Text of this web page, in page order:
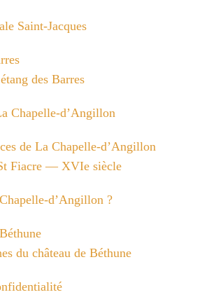
Saint-Jacques
des Barres
Chapelle-d’Angillon
de La Chapelle-d’Angillon
Fiacre — XVIe siècle
d’Angillon ?
du château de Béthune